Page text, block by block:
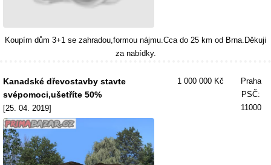
Koupím dům 3+1 se zahradou,formou nájmu.Cca do 25 km od Brna.Děkuji
za nabídky.
Kanadské dřevostavby stavte
svépomoci,ušetříte 50%
[25. 04. 2019]
1 000 000 Kč
Praha
PSČ:
11000